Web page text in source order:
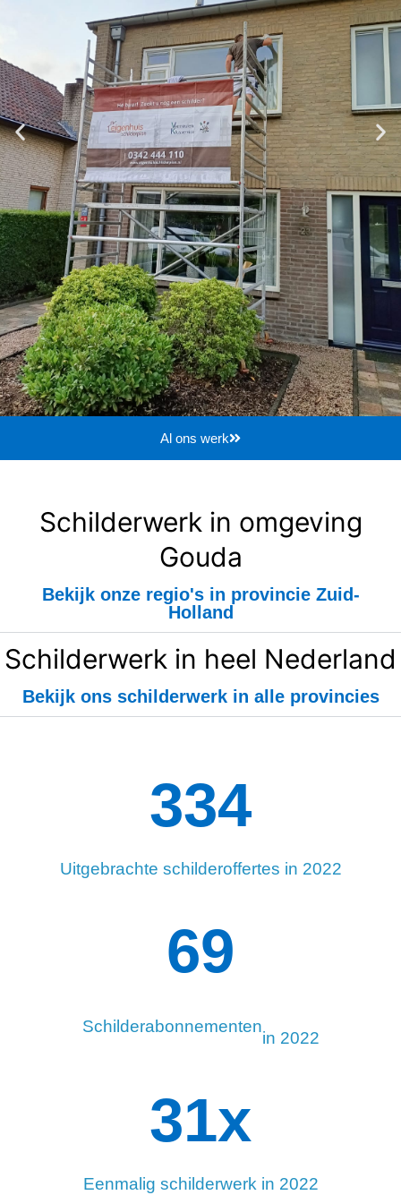
Al ons werk
Schilderwerk in omgeving
Gouda
Bekijk onze regio's in provincie Zuid-
Holland
Schilderwerk in heel Nederland
Bekijk ons schilderwerk in alle provincies
Uitgebrachte schilderoffertes in 2022
334
Schilderabonnementen
in 2022
95
Eenmalig schilderwerk in 2022
34x